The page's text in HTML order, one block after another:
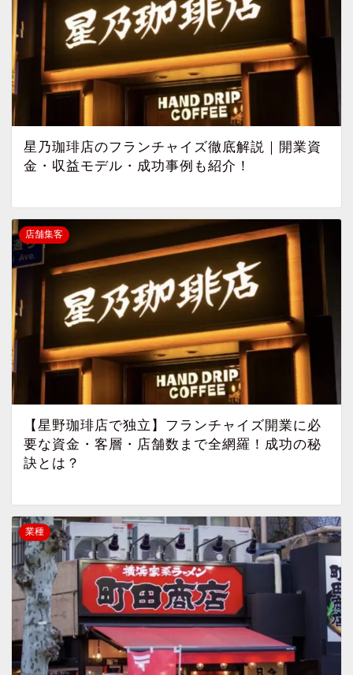
星乃珈琲店のフランチャイズ徹底解説｜開業資
金・収益モデル・成功事例も紹介！
店舗集客
【星野珈琲店で独立】フランチャイズ開業に必
要な資金・客層・店舗数まで全網羅！成功の秘
訣とは？
業種